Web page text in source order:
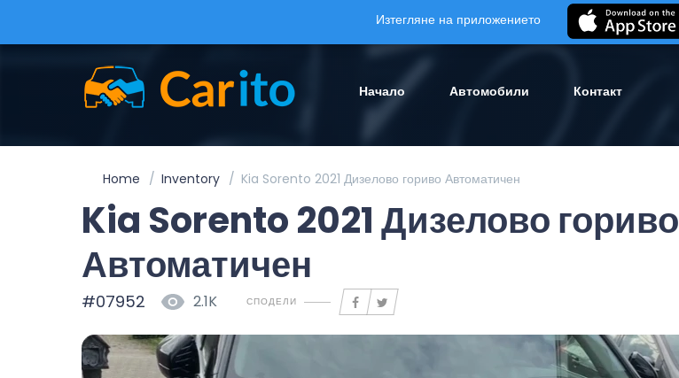
Изтегляне на приложението
Начало Автомобили Контакт
Home Inventory Kia Sorento 2021 Дизелово гориво Автоматичен
Kia Sorento 2021 Дизелово гориво
Автоматичен
#07952 2.1K СПОДЕЛИ